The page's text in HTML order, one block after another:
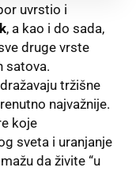
uvrstio i
, a kao i do sada,
druge vrste
satova.
tržišne
najvažnije.
koje
sveta i uranjanje
da živite “u